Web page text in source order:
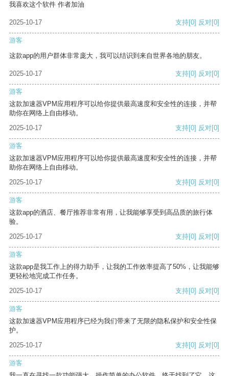
我喜欢这个软件 作者加油
2025-10-17 支持[0] 反对[0]
游客
这款app的用户群体非常庞大，我可以结识到来自世界各地的朋友。
2025-10-17 支持[0] 反对[0]
游客
这款加速器VPM应用程序可以给你提供最高速度和安全性的连接，并帮
助你在网络上自由移动。
2025-10-17
支持[0] 反对[0]
游客
这款加速器VPM应用程序可以给你提供最高速度和安全性的连接，并帮
助你在网络上自由移动。
2025-10-17
支持[0] 反对[0]
游客
这款app的酒店、餐厅推荐非常有用，让我能够享受到高品质的旅行体
验。
2025-10-17
支持[0] 反对[0]
游客
这款app是我工作上的得力助手，让我的工作效率提高了50%，让我能够
更轻松地完成工作任务。
2025-10-17
支持[0] 反对[0]
游客
这款加速器VPM应用程序已经为我们带来了无限的隐私保护和安全性保
护。
2025-10-17
支持[0] 反对[0]
游客